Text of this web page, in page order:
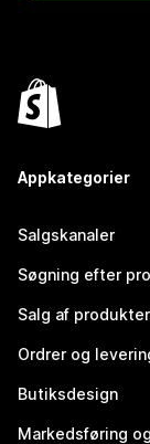
Appkategorier
Salgskanaler
Søgning efter
Salg af produkter
Ordrer og
Butiksdesign
Markedsføring og